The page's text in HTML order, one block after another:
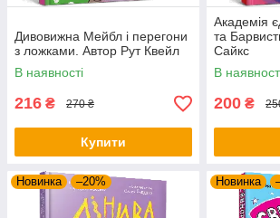
Дивовижна Мейбл і перегони
з ложками. Автор Рут Квейл
В наявності
216 ₴ 270 ₴
Купити
Академія
та
Сайкс
В
200 ₴
Новинка –20% Новинка